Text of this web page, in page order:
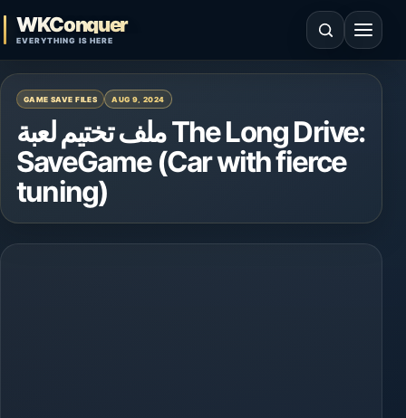
WKConquer
EVERYTHING IS HERE
Open search Open
GAME SAVE FILES AUG 9, 2024
ملف تختيم لعبة The Long Drive:
SaveGame (Car with fierce
tuning)